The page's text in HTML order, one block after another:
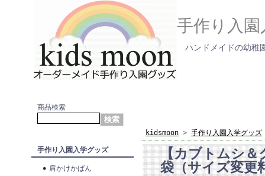
手作り入
ハンドメイドの幼稚
商品検索
手作り入園入学グッズ
肩かけかばん
kidsmoon > 手作り入園入学グッズ
【カブトムシ
袋（サイズ変更